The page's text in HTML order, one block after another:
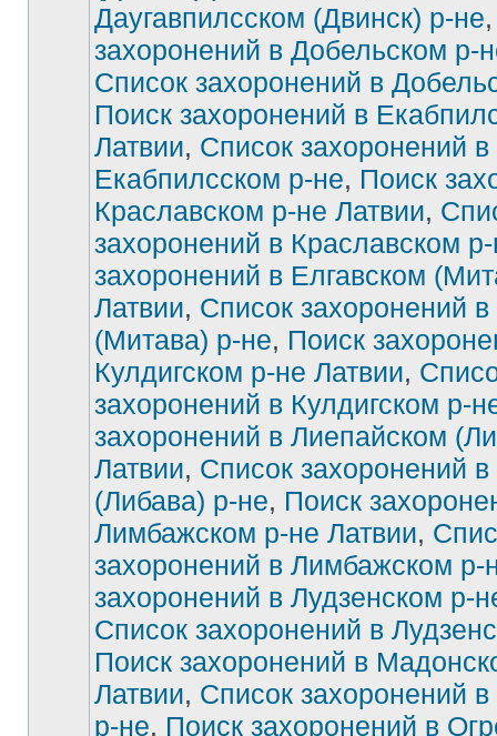
Нет
непрочитанных
сообщений
Даугавпилсском (Двинск) р-не
захоронений в Добельском р-
Список захоронений в
Поиск захоронений в
Латвии, Список захоронений в
Екабпилсском р-не, Поиск
Краславском р-не Латвии,
захоронений в Краславском
захоронений в Елгавском
Латвии, Список захоронений
(Митава) р-не, Поиск
Кулдигском р-не Латвии,
захоронений в Кулдигском р-
захоронений в Лиепайском
Латвии, Список захоронений
(Либава) р-не, Поиск
Лимбажском р-не Латвии,
захоронений в Лимбажском р-
захоронений в Лудзенском р-
Список захоронений в
Поиск захоронений в
Латвии, Список захоронений
р-не, Поиск захоронений в